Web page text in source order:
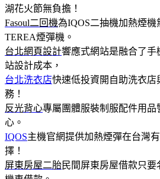
湖花火節無負擔！
Fasoul二回機為IQOS二抽機加熱煙
TEREA煙彈機。
台北網頁設計響應式網站是融合了手
站設計成本，
台北洗衣店快速低投資開自助洗衣店
務！
反光背心專屬團體服裝制服配件用品
心。
IQOS主機官網提供加熱煙彈在台灣
擇！
屏東房屋二胎民間屏東房屋借款只